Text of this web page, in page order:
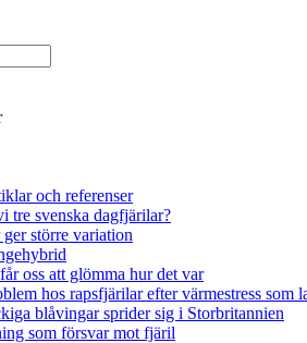
och referenser
tre svenska dagfjärilar?
större variation
oss att glömma hur det var
hos rapsfjärilar efter värmestress som
blåvingar sprider sig i Storbritannien
som försvar mot fjäril